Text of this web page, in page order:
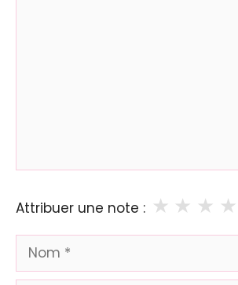
Attribuer une note : ★
★
★
★
Nom